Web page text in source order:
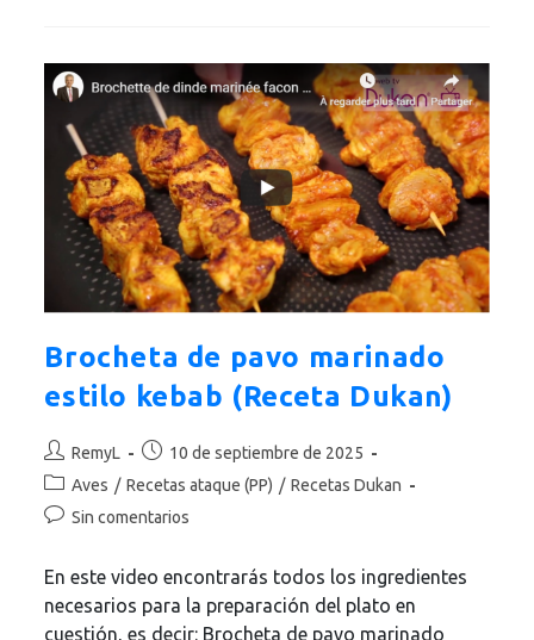
Dukan)
Brocheta de pavo marinado
estilo kebab (Receta Dukan)
Autor
de
entrada:
RemyL
Publicación
entrada:
10 de septiembre de 2025
Categoría
de
Aves / Recetas ataque (PP) / Recetas Dukan
Comentarios
entrada:
Sin comentarios
En este video encontrarás todos los ingredientes
necesarios para la preparación del plato en
cuestión, es decir: Brocheta de pavo marinado